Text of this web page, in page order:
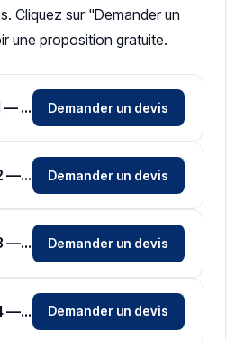
Cliquez sur "Demander un
une proposition gratuite.
Installateur #1 — Zone Cher Demander un devis
Installateur #2 — Zone Cher Demander un devis
Installateur #3 — Zone Cher Demander un devis
Installateur #4 — Zone Cher Demander un devis